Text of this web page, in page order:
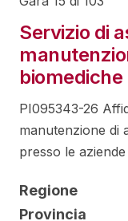
Servizio di
biomediche
PI095343-26
manutenzione di
presso le
Regione
Provincia